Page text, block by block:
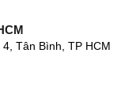
Tân Bình, TP HCM